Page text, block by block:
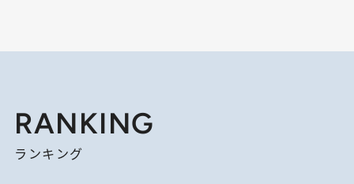
RANKING
ランキング